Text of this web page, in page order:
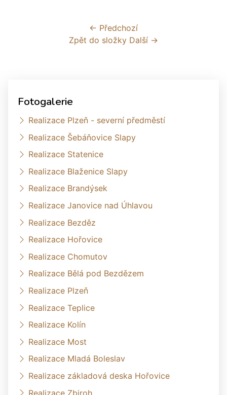
← Předchozí
Zpět do složky Další →
Fotogalerie
Realizace Plzeň - severní předměstí
Realizace Šebáňovice Slapy
Realizace Statenice
Realizace Blaženice Slapy
Realizace Brandýsek
Realizace Janovice nad Úhlavou
Realizace Bezděz
Realizace Hořovice
Realizace Chomutov
Realizace Bělá pod Bezdězem
Realizace Plzeň
Realizace Teplice
Realizace Kolín
Realizace Most
Realizace Mladá Boleslav
Realizace základová deska Hořovice
Realizace Zbiroh